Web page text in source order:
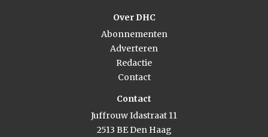
Over DHC
Abonnementen
Adverteren
Redactie
Contact
Contact
Juffrouw Idastraat 11
2513 BE Den Haag